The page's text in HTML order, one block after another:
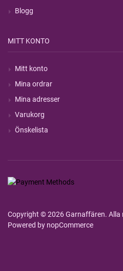
Blogg
MITT KONTO
Mitt konto
Mina ordrar
Mina adresser
Varukorg
Önskelista
Copyright © 2026 Garnaffären. Alla
Powered by nopCommerce